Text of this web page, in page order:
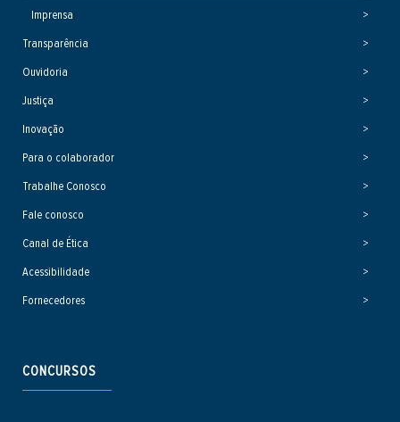
Imprensa
Transparência
Ouvidoria
Justiça
Inovação
Para o colaborador
Trabalhe Conosco
Fale conosco
Canal de Ética
Acessibilidade
Fornecedores
CONCURSOS